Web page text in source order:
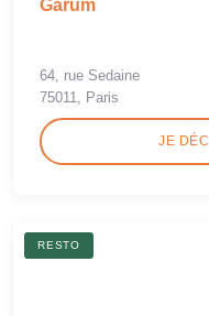
Garum
64, rue Sedaine
75011, Paris
JE
RESTO